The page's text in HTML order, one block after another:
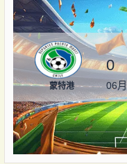
讯
直播
蒙特港
0
06